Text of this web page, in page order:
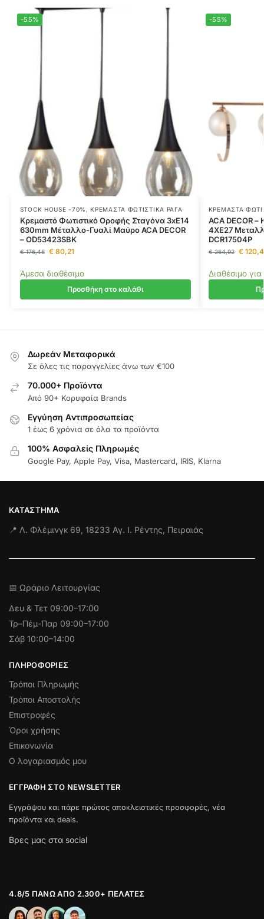
-55%
STOCK HOUSE -70% ,ΚΡΕΜΑΣΤΆ ΦΩΤΙΣΤΙΚΆ ΡΆΓΑ
Κρεμαστό Φωτιστικό Οροφής Σταγόνα 3xE14
630mm Μέταλλο-Γυαλί Μαύρο ACA DECOR
– OD53423SBK
€176,46 €80,21
Άμεσα διαθέσιμο
Προσθήκη στο καλάθι
-55%
ΚΡΕΜΑΣΤΆ
ACA DECOR
4ΧΕ27
DCR17504P
€264,92 €
Διαθέσιμο
Δωρεάν Μεταφορικά
Σε όλες τις παραγγελίες άνω των €100
70.000+ Προϊόντα
Από 90+ Κορυφαία Brands
Εγγύηση Aντιπροσωπείας
1 έως 6 χρόνια σε όλα τα προϊόντα
100% Ασφαλείς Πληρωμές
Google Pay, Apple Pay, Visa, Mastercard, IRIS, Klarna
ΚΑΤΆΣΤΗΜΑ
📍 Λ. Φλέμινγκ 69, 18233 Αγ. Ι. Ρέντης, Πειραιάς
📅 Ωράριο Λειτουργίας
Δευ & Τετ 09:00–17:00
Τρ–Πέμ-Παρ 09:00–17:00
Σάβ 10:00–14:00
ΠΛΗΡΟΦΟΡΊΕΣ
Τρόποι Πληρωμής
Τρόποι Αποστολής
Επιστροφές
Όροι χρήσης
Επικονωνία
Ο λογαριασμός μου
ΕΓΓΡΑΦΉ ΣΤΟ NEWSLETTER
Εγγράψου και πάρε πρώτος αποκλειστικές προσφορές, νέα
προϊόντα και deals.
Βρες μας στα social
4.8/5 ΠΆΝΩ ΑΠΌ 2.300+ ΠΕΛΆΤΕΣ